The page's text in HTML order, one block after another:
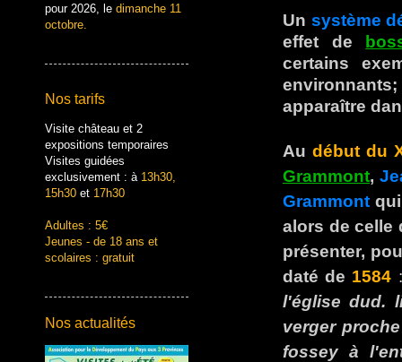
pour 2026, le dimanche 11
octobre.
Nos tarifs
Visite château et 2
expositions temporaires
Visites guidées
exclusivement : à 13h30,
15h30 et 17h30
Adultes : 5€
Jeunes - de 18 ans et
scolaires : gratuit
Nos actualités
Un système
effet de
certains
apparaître
Au début du
Grammont,
Grammont
alors de celle
présenter,
daté de 1584
l'église dud.
verger
fossey à